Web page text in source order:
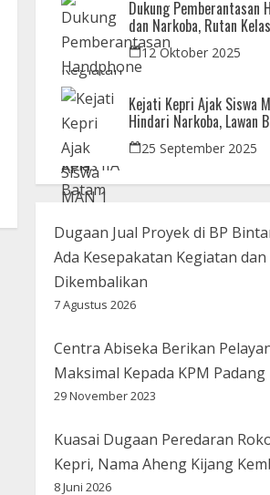
Dukung Pemberantasan
dan Narkoba, Rutan
Gelar Razia Bersama
Hukum
12 Oktober 2025
Kejati Kepri Ajak Siswa
Hindari Narkoba, Lawan
Bijak Bermedsos
25 September 2025
Dugaan Jual Proyek di BP
Ada Kesepakatan Kegiatan
Dikembalikan
7 Agustus 2026
Centra Abiseka Berikan
Maksimal Kepada KPM Padang
29 November 2023
Kuasai Dugaan Peredaran
Kepri, Nama Aheng Kijang
8 Juni 2026